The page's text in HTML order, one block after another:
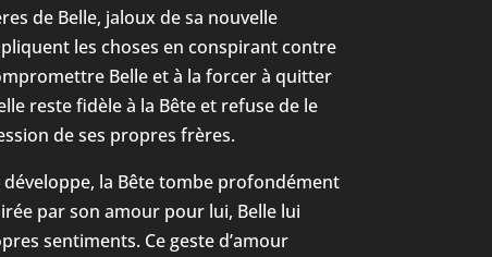
de Belle, jaloux de sa nouvelle
les choses en conspirant contre
Belle et à la forcer à quitter
reste fidèle à la Bête et refuse de le
de ses propres frères.
la Bête tombe profondément
par son amour pour lui, Belle lui
sentiments. Ce geste d’amour